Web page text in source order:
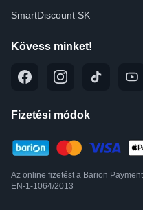
SmartDiscount SK
Kövess minket!
Fizetési módok
Az online fizetést a Barion
EN-1-1064/2013